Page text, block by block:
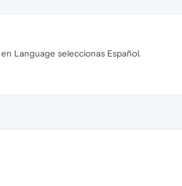
Language seleccionas Español.